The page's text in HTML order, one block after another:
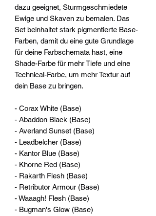
dazu geeignet, Sturmgeschmiedete
Ewige und Skaven zu bemalen. Das
Set beinhaltet stark pigmentierte Base-
Farben, damit du eine gute Grundlage
für deine Farbschemata hast, eine
Shade-Farbe für mehr Tiefe und eine
Technical-Farbe, um mehr Textur auf
dein Base zu bringen.
- Corax White (Base)
- Abaddon Black (Base)
- Averland Sunset (Base)
- Leadbelcher (Base)
- Kantor Blue (Base)
- Khorne Red (Base)
- Rakarth Flesh (Base)
- Retributor Armour (Base)
- Waaagh! Flesh (Base)
- Bugman's Glow (Base)